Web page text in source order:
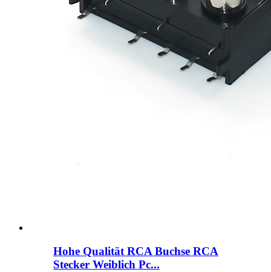
Hohe Qualität RCA Buchse RCA
Stecker Weiblich Pc...